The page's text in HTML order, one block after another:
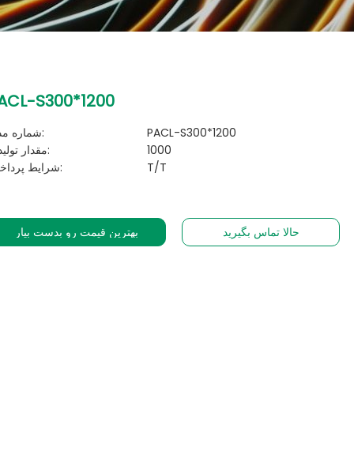
S300*1200
شماره مدل:
PACL-S300*1200
مقدار تولیدی:
1000
شرایط پرداخت:
T/T
بهترین قیمت رو بدست بیار حالا تماس بگیرید